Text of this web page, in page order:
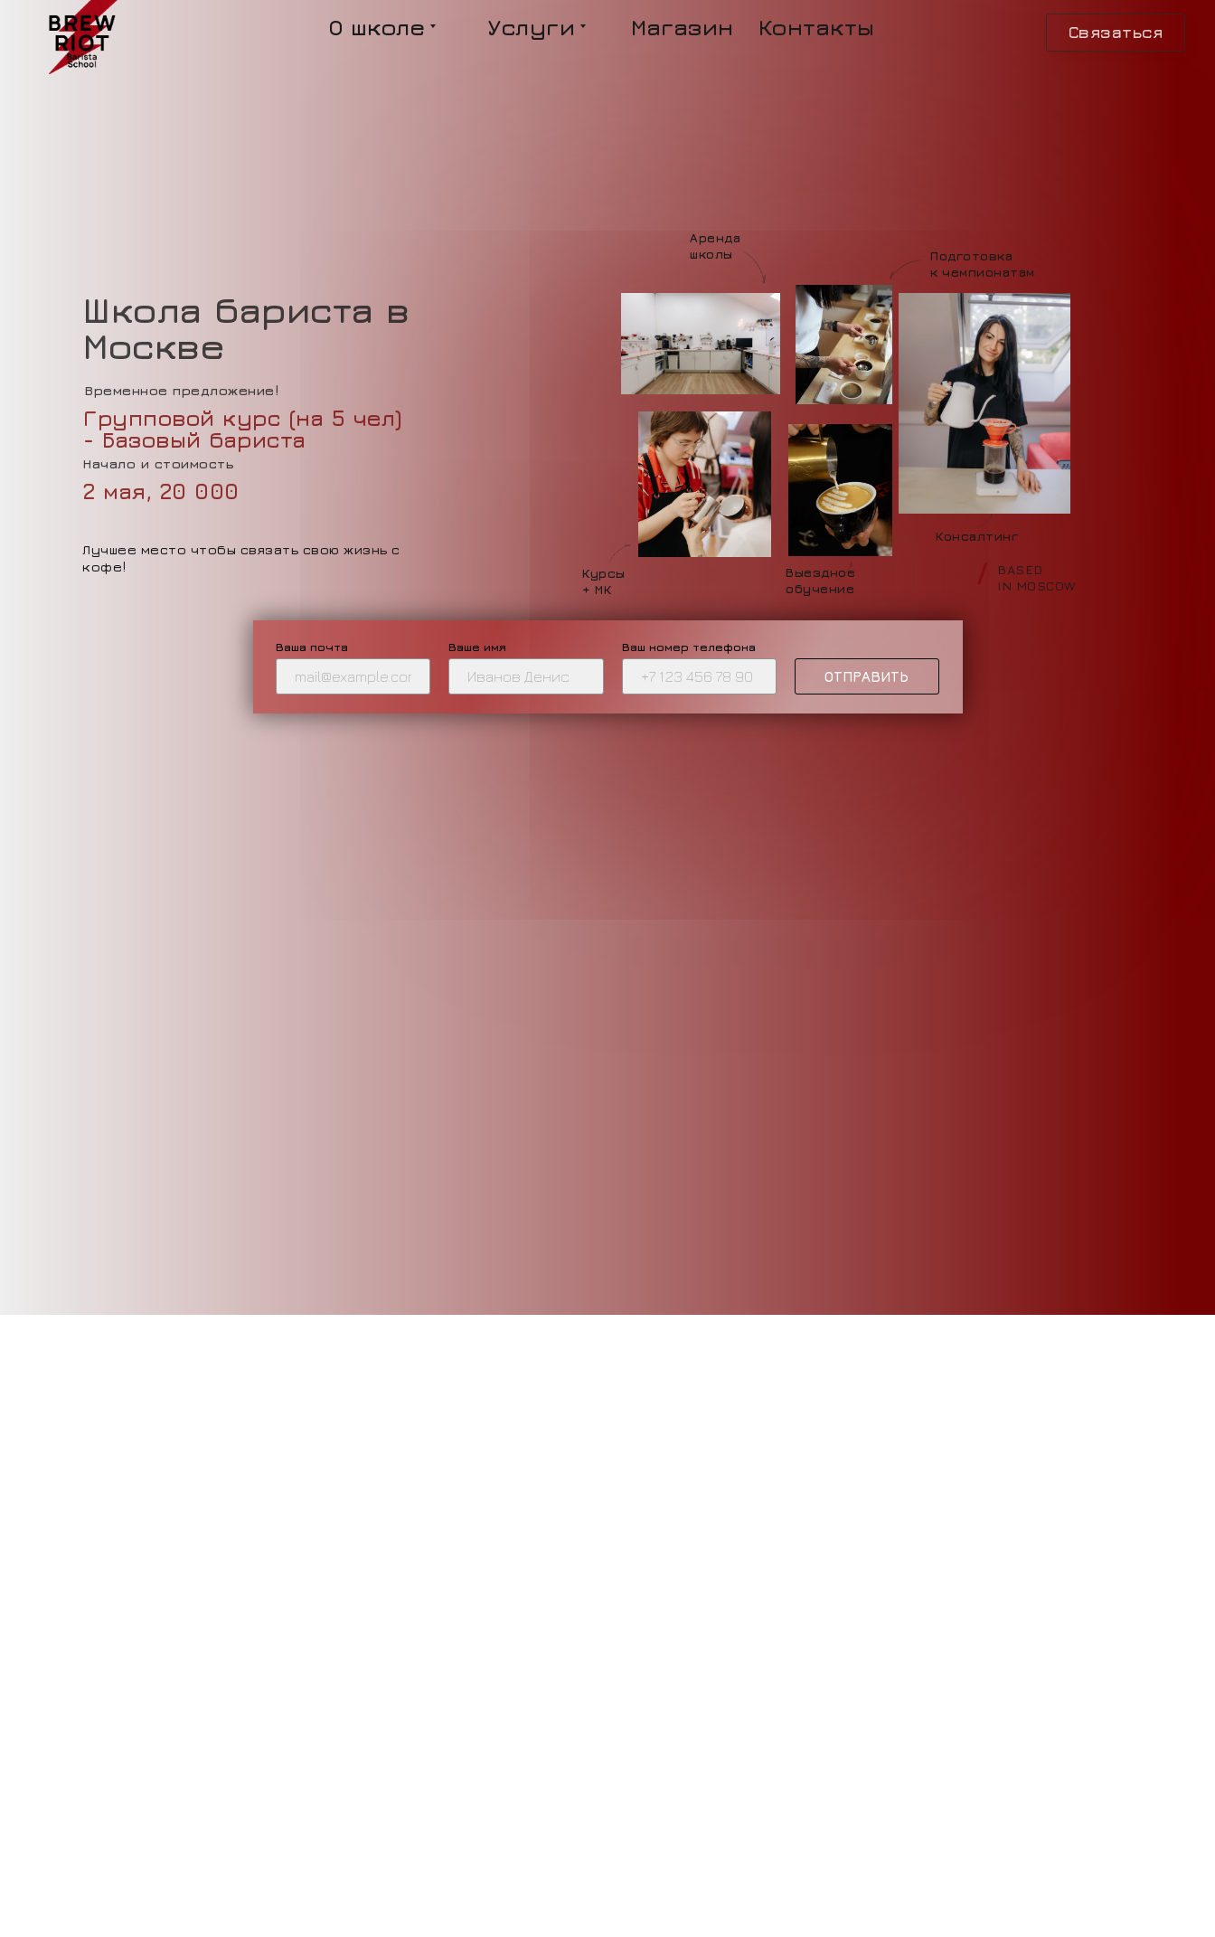
Связаться
О школе Услуги Магазин Контакты
Школа бариста в
Москве
Курсы
+ МК
Аренда
школы
Подготовка
к чемпионатам
BASED
IN MOSCOW
Консалтинг
Выездное
обучение
Лучшее место чтобы связать свою жизнь с
кофе!
Временное предложение!
Групповой курс (на 5 чел)
- Базовый бариста
Начало и стоимость
Ваша почта Ваше имя Ваш номер телефона
ОТПРАВИТЬ
2 мая, 20 000